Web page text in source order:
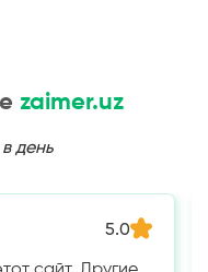
zaimer.uz
день
5.0